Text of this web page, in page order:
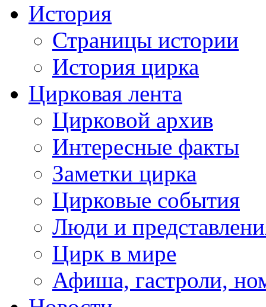
История
Страницы истории
История цирка
Цирковая лента
Цирковой архив
Интересные факты
Заметки цирка
Цирковые события
Люди и
Цирк в мире
Афиша, гастроли,